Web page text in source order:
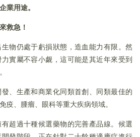
業用途。
救急！
物仍處于虧損狀態，造血能力有限。然
實屬不容小觑，這可能是其近年來受到
、生產和商業化同類首創、同類最佳的
疫、腫瘤、眼科等重大疾病領域。
超過十種候選藥物的完善產品線。候選